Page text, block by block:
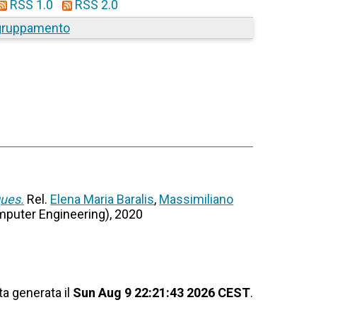
RSS 1.0
RSS 2.0
Rel. Elena Maria Baralis, Massimiliano
Engineering), 2020
generata il Sun Aug 9 22:21:43 2026 CEST.